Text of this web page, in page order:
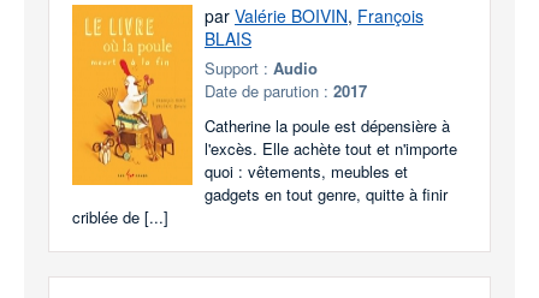
par Valérie BOIVIN, François
BLAIS
Support : Audio
Date de parution : 2017
Catherine la poule est dépensière à
l'excès. Elle achète tout et n'importe
quoi : vêtements, meubles et
gadgets en tout genre, quitte à finir
criblée de [...]